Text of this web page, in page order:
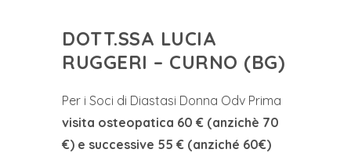
DOTT.SSA LUCIA
RUGGERI – CURNO (BG)
Per i Soci di Diastasi Donna Odv Prima
visita osteopatica 60 € (anzichè 70
€) e successive 55 € (anziché 60€)